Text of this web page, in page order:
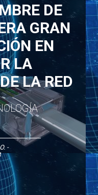
DE
GRAN
EN
LA
LA RED
-